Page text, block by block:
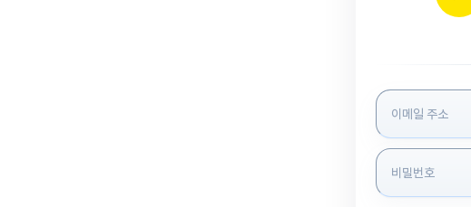
로그인 정보 입력